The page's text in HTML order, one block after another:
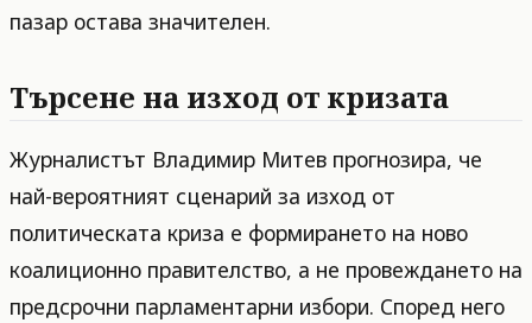
пазар остава значителен.
Търсене на изход от кризата
Журналистът Владимир Митев прогнозира, че
най-вероятният сценарий за изход от
политическата криза е формирането на ново
коалиционно правителство, а не провеждането на
предсрочни парламентарни избори. Според него